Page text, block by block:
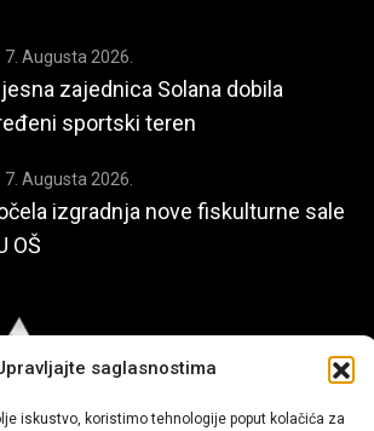
saglasnostima
iskustvo, koristimo tehnologije poput kolačića za
7. Augusta 2026.
zajednica Solana dobila
sportski teren
7. Augusta 2026.
izgradnja nove fiskulturne sale
OŠ
zabavnog karaktera koji donosi vijesti i